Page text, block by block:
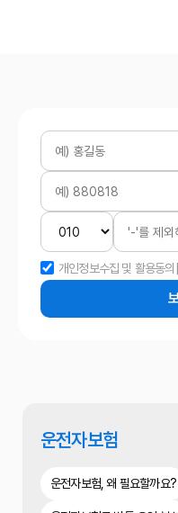
개인정보수집 및 활용동의
운전자보험
운전자보험, 왜 필요할까요?